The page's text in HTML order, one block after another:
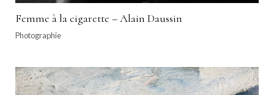
Femme à la cigarette – Alain Daussin
Photographie